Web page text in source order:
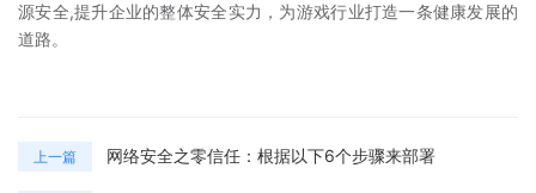
源安全,提升企业的整体安全实力，为游戏行业打造一条健康发展的
道路。
上一篇 网络安全之零信任：根据以下6个步骤来部署